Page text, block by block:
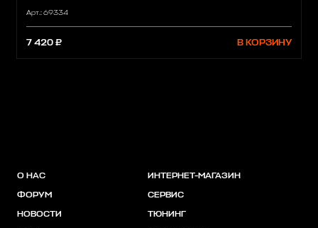
Арт.: 69334
7 420 ₽ В КОРЗИНУ
О НАС
ФОРУМ
НОВОСТИ
ИНТЕРНЕТ-МАГАЗИН
СЕРВИС
ТЮНИНГ